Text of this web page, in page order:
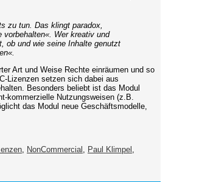
zu tun. Das klingt paradox,
Wer kreativ und
ob und wie seine Inhalte genutzt
Art und Weise Rechte einräumen und so
Lizenzen setzen sich dabei aus
Besonders beliebt ist das Modul
kommerzielle Nutzungsweisen (z.B.
das Modul neue Geschäftsmodelle,
, NonCommercial , Paul Klimpel ,